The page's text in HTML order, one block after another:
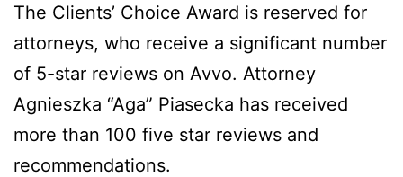
The Clients’ Choice Award is reserved for
attorneys, who receive a significant number
of 5-star reviews on Avvo. Attorney
Agnieszka “Aga” Piasecka has received
more than 100 five star reviews and
recommendations.